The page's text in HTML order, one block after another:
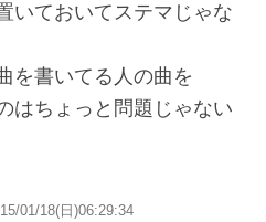
いておいてステマじゃな
を書いてる人の曲を
はちょっと問題じゃない
01/18(日)06:29:34